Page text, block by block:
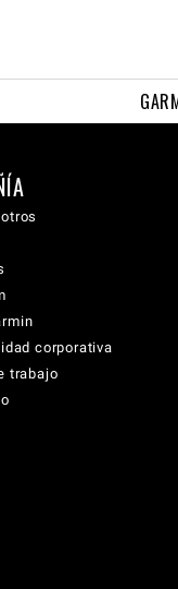
corporativa
trabajo